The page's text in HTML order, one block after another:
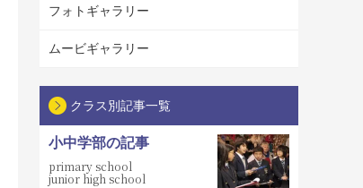
フォトギャラリー
ムービギャラリー
クラス別記事一覧
小中学部の記事
primary school
junior high school